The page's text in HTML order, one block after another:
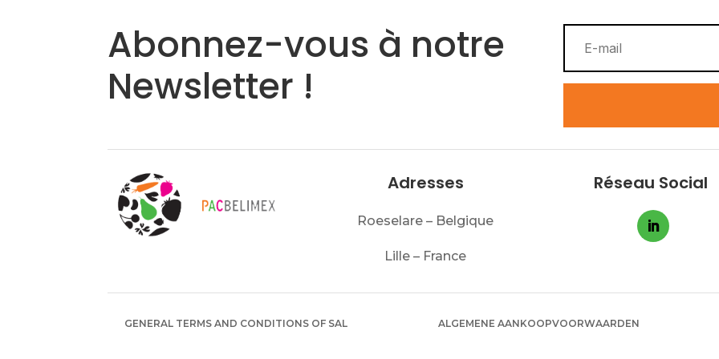
Abonnez-vous à notre
Newsletter !
Adresses
Roeselare – Belgique
Lille – France
Réseau Social
GENERAL TERMS AND CONDITIONS OF SAL ALGEMENE AANKOOPVOORWAARDEN